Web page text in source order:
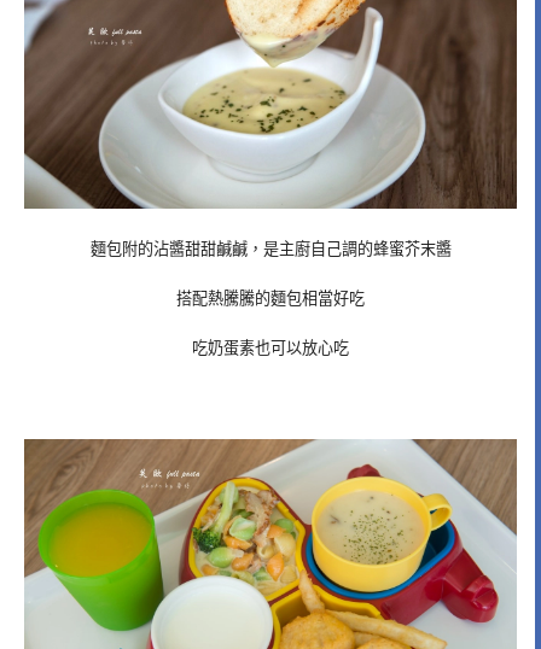
麵包附的沾醬甜甜鹹鹹，是主廚自己調的蜂蜜芥末醬
搭配熱騰騰的麵包相當好吃
吃奶蛋素也可以放心吃